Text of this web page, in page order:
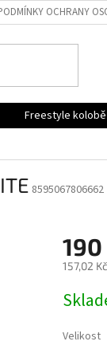
OCHRANY
Freestyle
8595067806662
190
157,02
cena:
Velikost